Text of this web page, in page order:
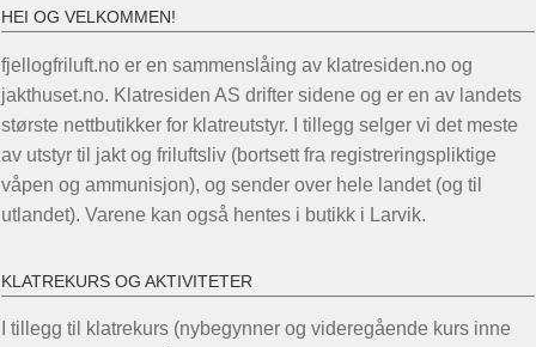
Alternativene
kan
velges
på
produktsiden
HEI OG VELKOMMEN!
fjellogfriluft.no er en sammenslåing av klatresiden.no og
jakthuset.no. Klatresiden AS drifter sidene og er en av landets
største nettbutikker for klatreutstyr. I tillegg selger vi det meste
av utstyr til jakt og friluftsliv (bortsett fra registreringspliktige
våpen og ammunisjon), og sender over hele landet (og til
utlandet). Varene kan også hentes i butikk i Larvik.
KLATREKURS OG AKTIVITETER
I tillegg til klatrekurs (nybegynner og videregående kurs inne